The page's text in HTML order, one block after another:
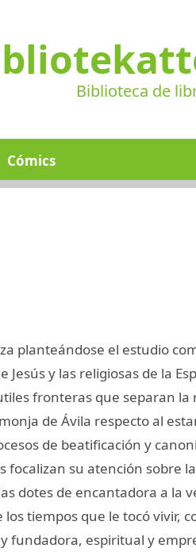
Biblioteca de
Cómics
planteándose el estudio
Jesús y las religiosas de la
fronteras que separan la
de Ávila respecto al
de beatificación y
focalizan su atención sobre
dotes de encantadora a la
los tiempos que le tocó vivir,
fundadora, espiritual y